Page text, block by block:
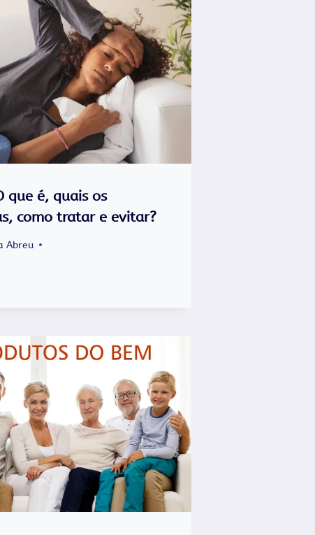
que é, quais os
como tratar e evitar?
Abreu